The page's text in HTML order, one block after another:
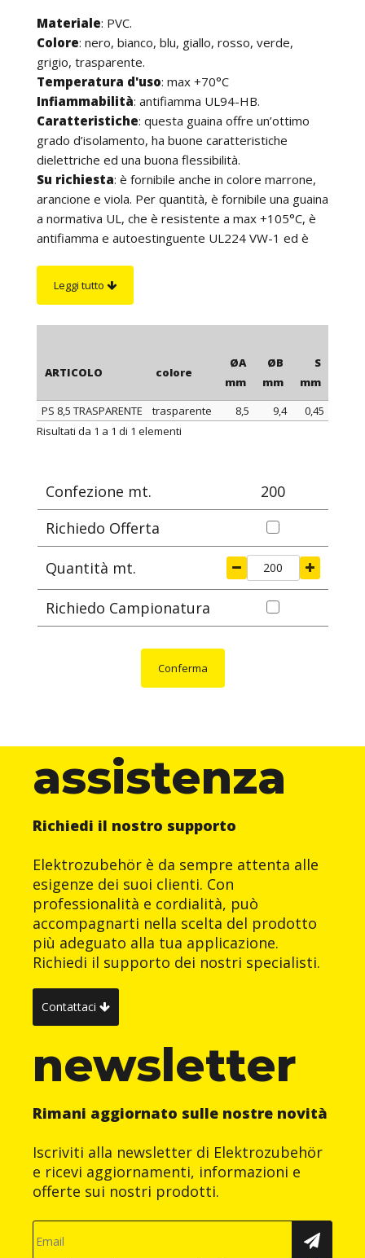
Materiale: PVC.
Colore: nero, bianco, blu, giallo, rosso, verde,
grigio, trasparente.
Temperatura d'uso: max +70°C
Infiammabilità: antifiamma UL94-HB.
Caratteristiche: questa guaina offre un’ottimo
grado d’isolamento, ha buone caratteristiche
dielettriche ed una buona flessibilità.
Su richiesta: è fornibile anche in colore marrone,
arancione e viola. Per quantità, è fornibile una guaina
a normativa UL, che è resistente a max +105°C, è
antifiamma e autoestinguente UL224 VW-1 ed è
quantità è possibile realizzare guaine con spessore
parete maggiorato ed è possibile fornire ogni
Leggi tutto
ARTICOLO colore
ØA
mm
ØB
mm
S
mm
ARTICOLO colore
PS 8,5 TRASPARENTE trasparente 8,5 9,4
0,45
Risultati da 1 a 1 di 1 elementi
Confezione mt.
200
Richiedo Offerta
Quantità mt.
Richiedo Campionatura
Conferma
assistenza
Richiedi il nostro supporto
Elektrozubehör è da sempre attenta alle
esigenze dei suoi clienti. Con
professionalità e cordialità, può
accompagnarti nella scelta del prodotto
più adeguato alla tua applicazione.
Richiedi il supporto dei nostri specialisti.
Contattaci
newsletter
Rimani aggiornato sulle nostre novità
Iscriviti alla newsletter di Elektrozubehör
e ricevi aggiornamenti, informazioni e
offerte sui nostri prodotti.